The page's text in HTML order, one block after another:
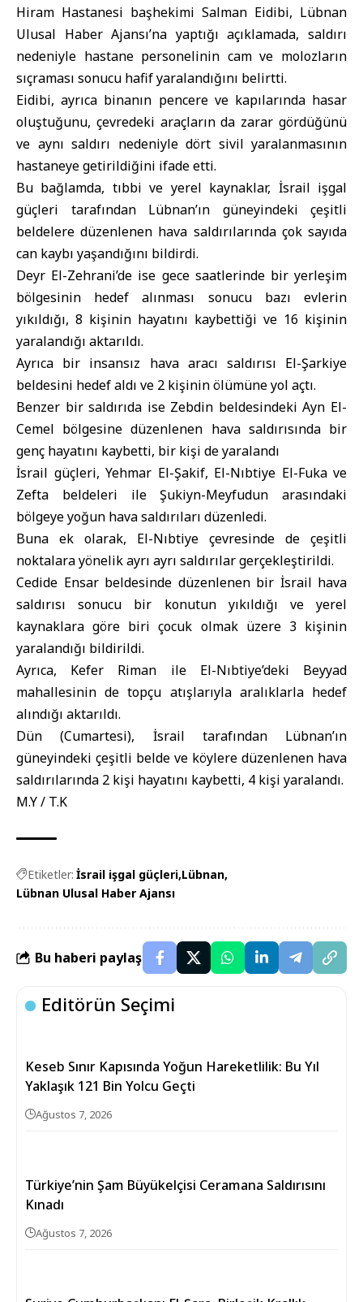
Hiram Hastanesi başhekimi Salman Eidibi, Lübnan
Ulusal Haber Ajansı’na yaptığı açıklamada, saldırı
nedeniyle hastane personelinin cam ve molozların
sıçraması sonucu hafif yaralandığını belirtti.
Eidibi, ayrıca binanın pencere ve kapılarında hasar
oluştuğunu, çevredeki araçların da zarar gördüğünü
ve aynı saldırı nedeniyle dört sivil yaralanmasının
hastaneye getirildiğini ifade etti.
Bu bağlamda, tıbbi ve yerel kaynaklar, İsrail işgal
güçleri tarafından Lübnan’ın güneyindeki çeşitli
beldelere düzenlenen hava saldırılarında çok sayıda
can kaybı yaşandığını bildirdi.
Deyr El-Zehrani’de ise gece saatlerinde bir yerleşim
bölgesinin hedef alınması sonucu bazı evlerin
yıkıldığı, 8 kişinin hayatını kaybettiği ve 16 kişinin
yaralandığı aktarıldı.
Ayrıca bir insansız hava aracı saldırısı El-Şarkiye
beldesini hedef aldı ve 2 kişinin ölümüne yol açtı.
Benzer bir saldırıda ise Zebdin beldesindeki Ayn El-
Cemel bölgesine düzenlenen hava saldırısında bir
genç hayatını kaybetti, bir kişi de yaralandı
İsrail güçleri, Yehmar El-Şakif, El-Nıbtiye El-Fuka ve
Zefta beldeleri ile Şukiyn-Meyfudun arasındaki
bölgeye yoğun hava saldırıları düzenledi.
Buna ek olarak, El-Nıbtiye çevresinde de çeşitli
noktalara yönelik ayrı ayrı saldırılar gerçekleştirildi.
Cedide Ensar beldesinde düzenlenen bir İsrail hava
saldırısı sonucu bir konutun yıkıldığı ve yerel
kaynaklara göre biri çocuk olmak üzere 3 kişinin
yaralandığı bildirildi.
Ayrıca, Kefer Riman ile El-Nıbtiye’deki Beyyad
mahallesinin de topçu atışlarıyla aralıklarla hedef
alındığı aktarıldı.
Dün (Cumartesi), İsrail tarafından Lübnan’ın
güneyindeki çeşitli belde ve köylere düzenlenen hava
saldırılarında 2 kişi hayatını kaybetti, 4 kişi yaralandı.
M.Y / T.K
Etiketler: İsrail işgal güçleri Lübnan
Lübnan Ulusal Haber Ajansı
Bu haberi paylaş
Editörün Seçimi
Keseb Sınır Kapısında Yoğun Hareketlilik: Bu Yıl
Yaklaşık 121 Bin Yolcu Geçti
Ağustos 7, 2026
Türkiye’nin Şam Büyükelçisi Ceramana Saldırısını
Kınadı
Ağustos 7, 2026